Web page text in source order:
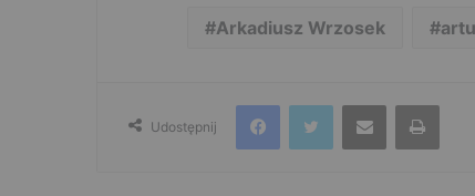
Arkadiusz Wrzosek
Udostępnij
FacebookTwitter Udostępnij przez e-mail Drukuj